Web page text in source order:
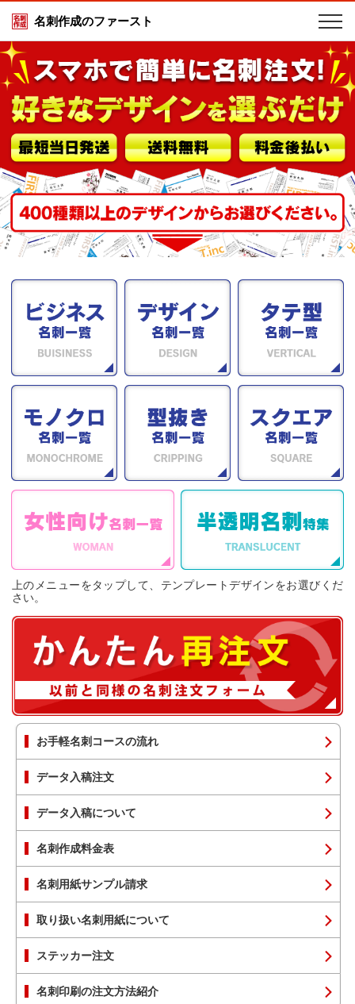
名刺作成のファースト
上のメニューをタップして、テンプレートデザインをお選びくだ
さい。
お手軽名刺コースの流れ
データ入稿注文
データ入稿について
名刺作成料金表
名刺用紙サンプル請求
取り扱い名刺用紙について
ステッカー注文
名刺印刷の注文方法紹介